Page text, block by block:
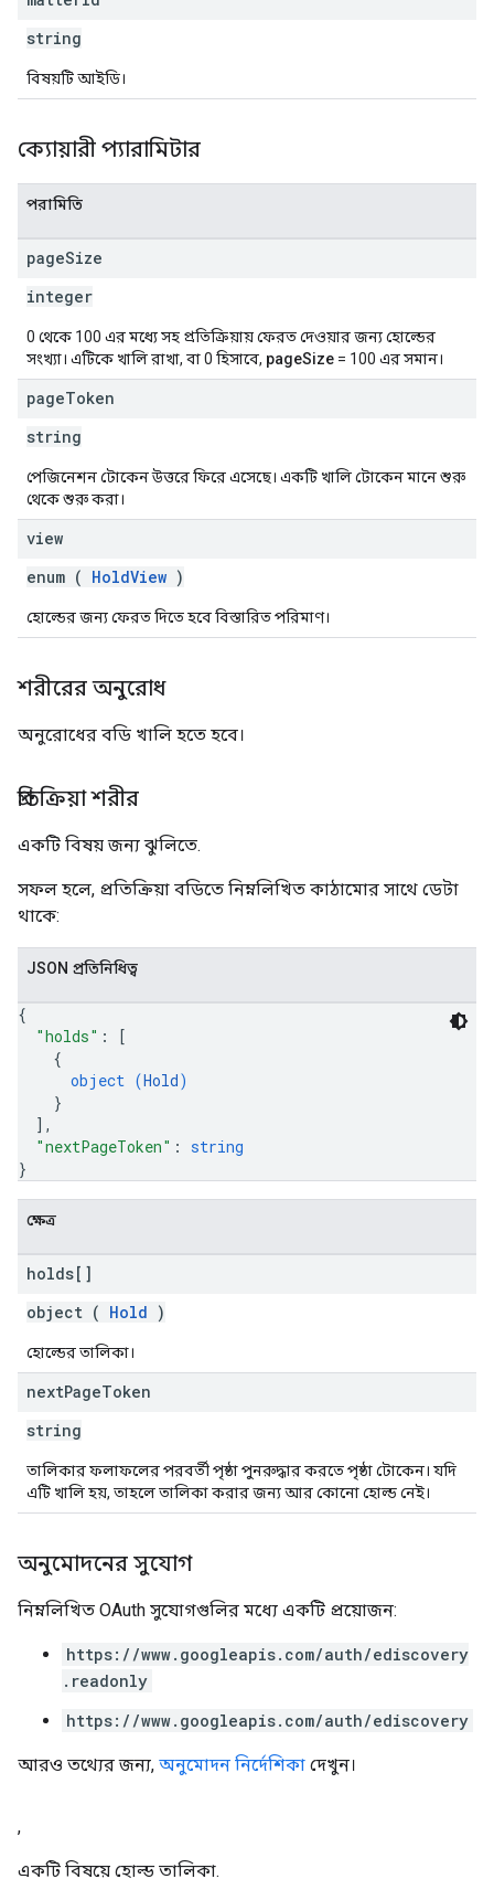
string
বিষয়টি আইডি।
ক্যোয়ারী প্যারামিটার
পরামিতি
pageSize
integer
0 থেকে 100 এর মধ্যে সহ প্রতিক্রিয়ায় ফেরত দেওয়ার জন্য হোল্ডের
সংখ্যা। এটিকে খালি রাখা, বা 0 হিসাবে, pageSize = 100 এর সমান।
pageToken
string
পেজিনেশন টোকেন উত্তরে ফিরে এসেছে। একটি খালি টোকেন মানে শুরু
থেকে শুরু করা।
view
enum ( HoldView )
হোল্ডের জন্য ফেরত দিতে হবে বিস্তারিত পরিমাণ।
শরীরের অনুরোধ
অনুরোধের বডি খালি হতে হবে।
প্রতিক্রিয়া শরীর
একটি বিষয় জন্য ঝুলিতে.
সফল হলে, প্রতিক্রিয়া বডিতে নিম্নলিখিত কাঠামোর সাথে ডেটা
থাকে:
JSON প্রতিনিধিত্ব
{
"holds" :
[
{
object (Hold)
}
] ,
"nextPageToken" : string
}
ক্ষেত্র
holds[]
object ( Hold )
হোল্ডের তালিকা।
nextPageToken
string
তালিকার ফলাফলের পরবর্তী পৃষ্ঠা পুনরুদ্ধার করতে পৃষ্ঠা টোকেন। যদি
এটি খালি হয়, তাহলে তালিকা করার জন্য আর কোনো হোল্ড নেই।
অনুমোদনের সুযোগ
নিম্নলিখিত OAuth সুযোগগুলির মধ্যে একটি প্রয়োজন:
https://www.googleapis.com/auth/ediscovery
.readonly
https://www.googleapis.com/auth/ediscovery
আরও তথ্যের জন্য, অনুমোদন নির্দেশিকা দেখুন।
,
একটি বিষয়ে হোল্ড তালিকা.